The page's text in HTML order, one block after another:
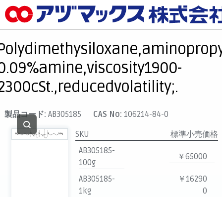
メニュー
お気に入り
カート
マイアカウント
主要取扱ブランド
代理店一覧
製品コード: AB305185 CAS No: 106214-84-0
SKU
標準小売価格
AB305185-
100g
￥65000
AB305185-
1kg
￥16290
0